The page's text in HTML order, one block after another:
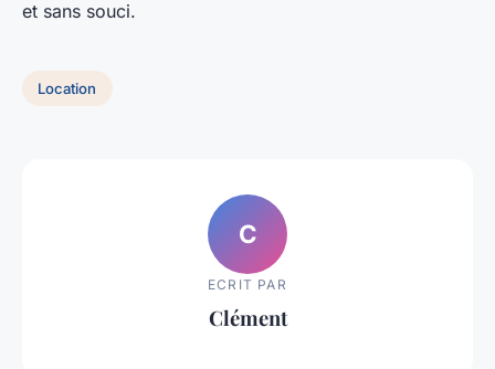
et sans souci.
Location
C
ECRIT PAR
Clément